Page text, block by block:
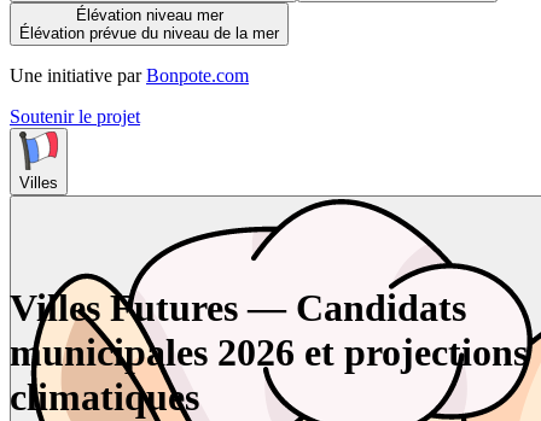
Élévation niveau mer
Élévation prévue du niveau de la mer
Une initiative par Bonpote.com
Soutenir le projet
Villes
Villes Futures — Candidats
municipales 2026 et projections
climatiques